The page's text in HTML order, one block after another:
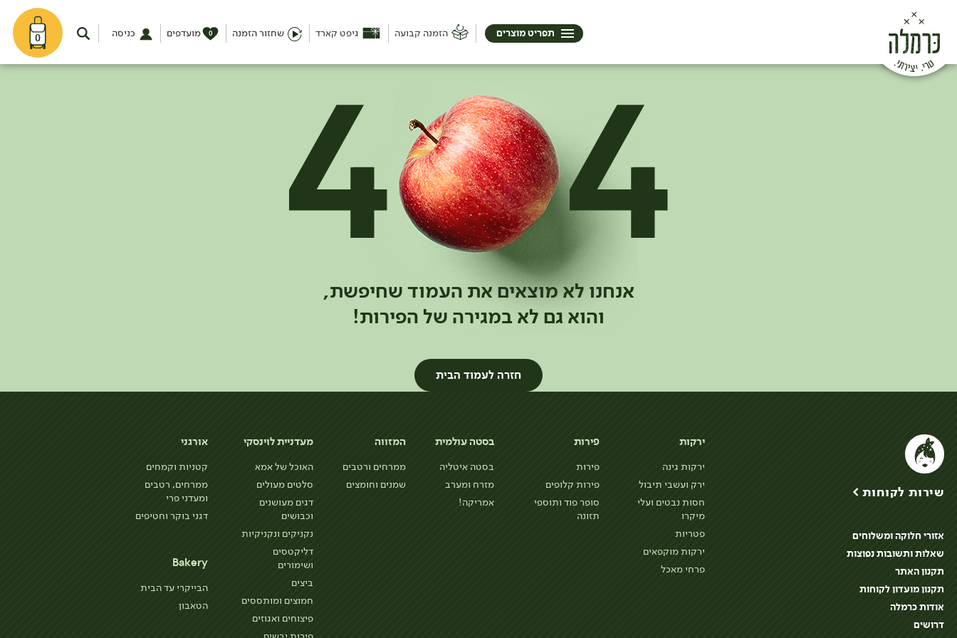
0 הזמנה קבועה גיפט קארד שחזור הזמנה מועדפים 0 כניסה תפריט מוצרים
אנחנו לא מוצאים את העמוד שחיפשת,
והוא גם לא במגירה של הפירות!
חזרה לעמוד הבית
ירקות
ירקות גינה
ירק ועשבי תיבול
חסות נבטים ועלי
מיקרו
פטריות
ירקות מוקפאים
פרחי מאכל
פירות
פירות
פירות קלופים
סופר פוד ותוספי
תזונה
בסטה עולמית
בסטה איטליה
מזרח ומערב
אמריקה!
המזווה
ממרחים ורטבים
שמנים וחומצים
מעדניית לוינסקי
האוכל של אמא
סלטים מעולים
דגים מעושנים
וכבושים
נקניקים ונקניקיות
דליקטסים
ושימורים
ביצים
חמוצים ומותססים
פיצוחים ואגוזים
אורגני
קטניות וקמחים
ממרחים, רטבים
ומעדני פרי
דגני בוקר וחטיפים
Bakery
הבייקרי עד הבית
הטאבון
שירות לקוחות >
אזורי חלוקה ומשלוחים
שאלות ותשובות נפוצות
תקנון האתר
תקנון מועדון לקוחות
אודות כרמלה
דרושים